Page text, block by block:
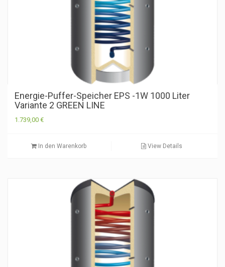
Energie-Puffer-Speicher EPS -1W 1000 Liter
Variante 2 GREEN LINE
1.739,00 €
In den Warenkorb View Details